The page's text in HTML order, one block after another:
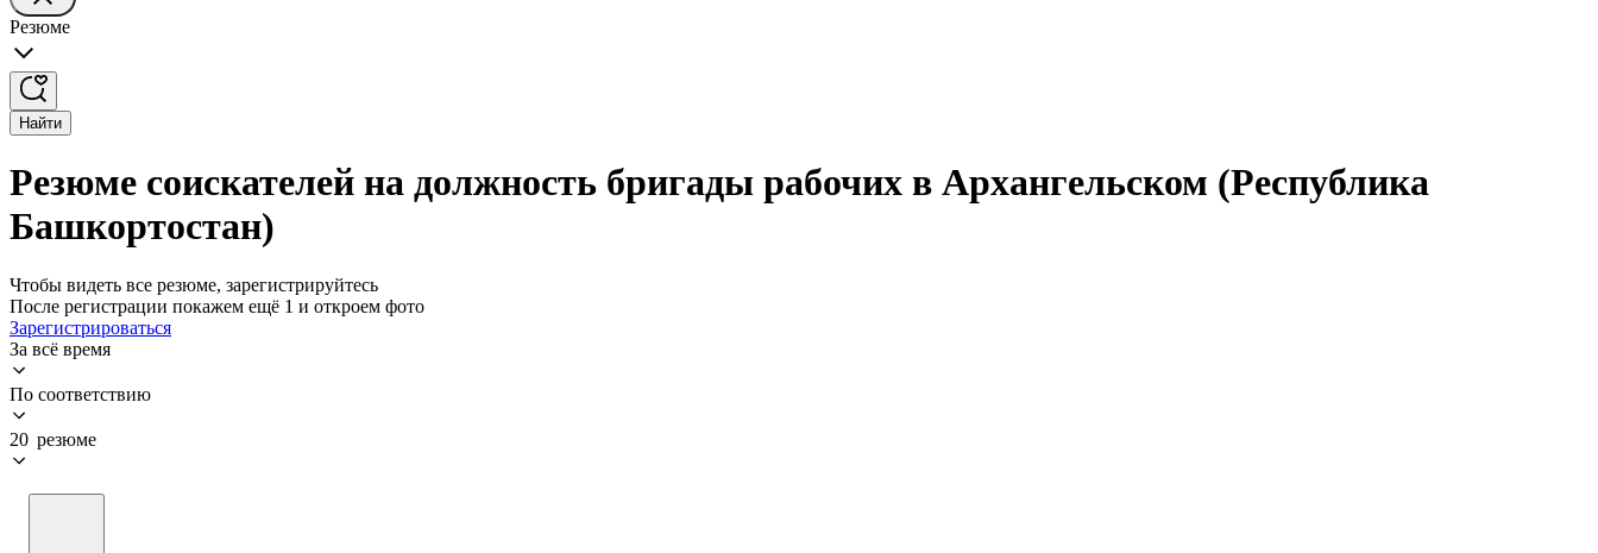
Резюме
Найти
Резюме соискателей на должность бригады рабочих в Архангельском (Республика
Башкортостан)
Чтобы видеть все резюме, зарегистрируйтесь
После регистрации покажем ещё 1 и откроем фото
Зарегистрироваться
За всё время
По соответствию
20 резюме